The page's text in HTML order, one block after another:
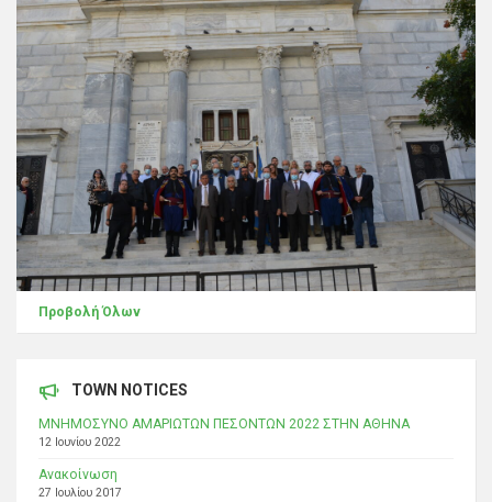
Προβολή Όλων
TOWN NOTICES
ΜΝΗΜΟΣΥΝΟ ΑΜΑΡΙΩΤΩΝ ΠΕΣΟΝΤΩΝ 2022 ΣΤΗΝ ΑΘΗΝΑ
12 Ιουνίου 2022
Ανακοίνωση
27 Ιουλίου 2017